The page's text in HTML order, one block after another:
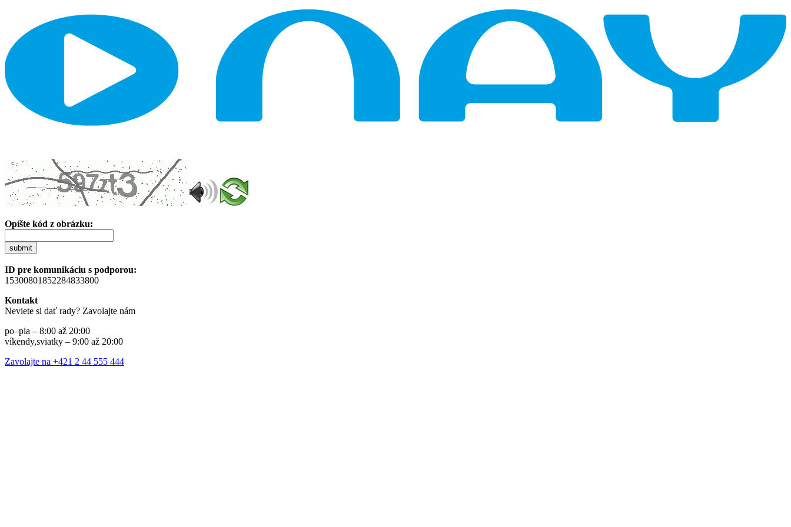
Opíšte kód z obrázku:
submit
ID pre komunikáciu s podporou:
15300801852284833800
Kontakt
Neviete si dať rady? Zavolajte nám
po–pia – 8:00 až 20:00
víkendy,sviatky – 9:00 až 20:00
Zavolajte na +421 2 44 555 444